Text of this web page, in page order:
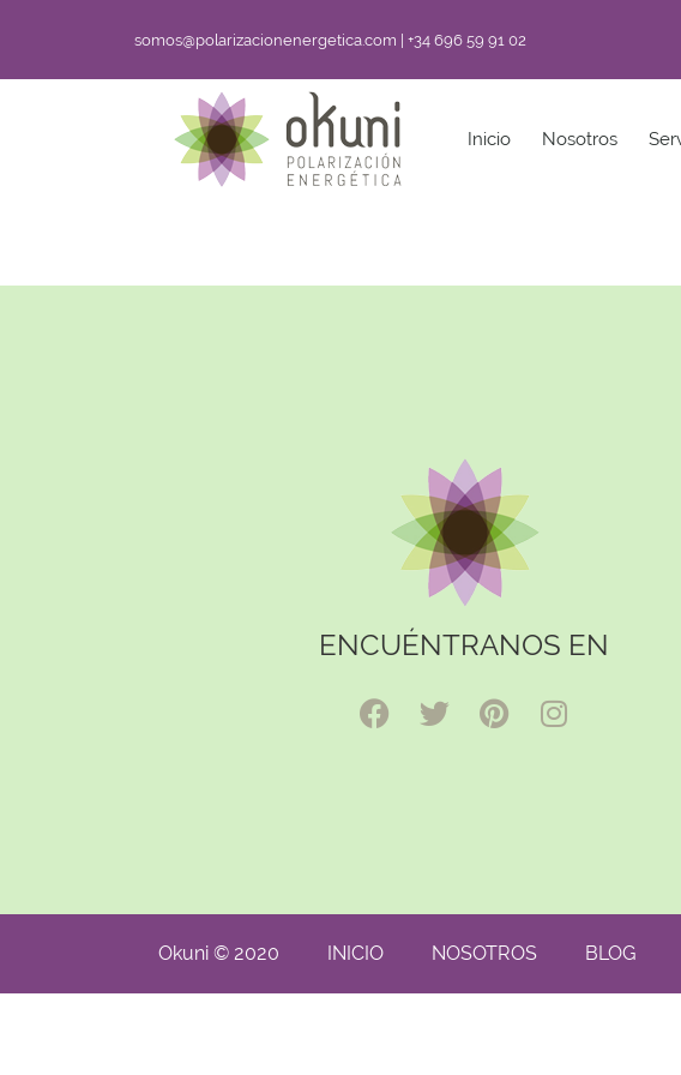
somos@polarizacionenergetica.com | +34 696 59 91 02
Inicio Nosotros
ENCUÉNTRANOS EN
Okuni © 2020 INICIO NOSOTROS BLOG